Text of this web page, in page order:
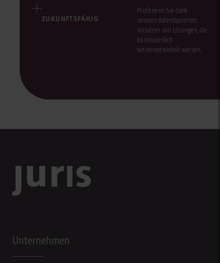
ZUKUNFTSFÄHIG
Profitieren Sie dank
unseres datenbasierten
Ansatzes von Lösungen, die
kontinuierlich
weiterentwickelt werden.
Unternehmen